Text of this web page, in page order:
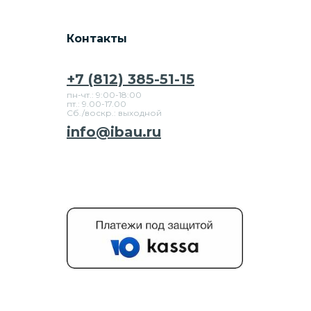
+7 (812) 385-51-15
пн-чт.: 9:00-18:00
пт.: 9.00-17.00
Сб./воскр.: выходной
Контакты
info@ibau.ru